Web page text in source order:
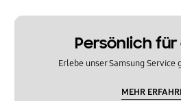
Persönlich
Erlebe unser Samsung Service
MEHR